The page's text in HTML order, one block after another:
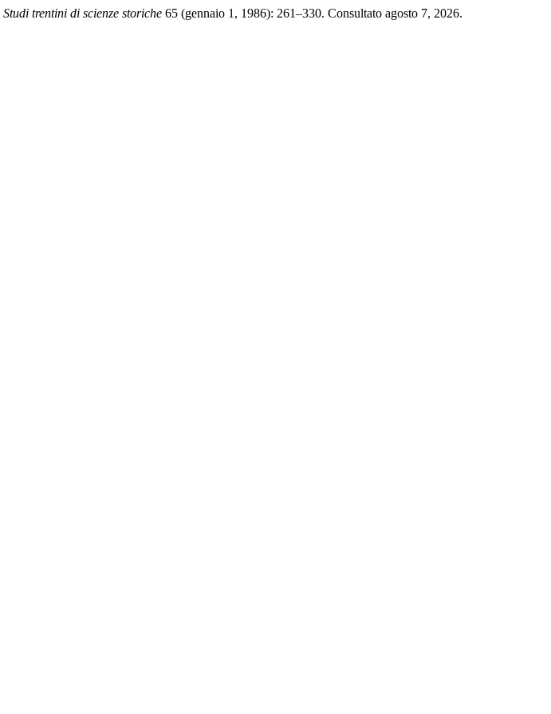
Studi trentini di scienze storiche 65 (gennaio 1, 1986): 261–330. Consultato agosto 7, 2026.